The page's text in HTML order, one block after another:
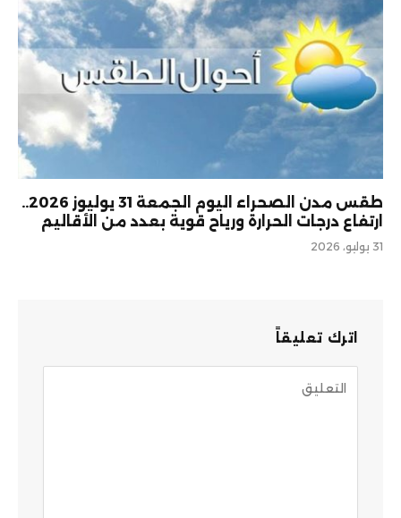
طقس مدن الصحراء اليوم الجمعة 31 يوليوز 2026..
ارتفاع درجات الحرارة ورياح قوية بعدد من الأقاليم
31 يوليو، 2026
اترك تعليقاً